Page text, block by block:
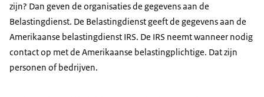
zijn? Dan geven de organisaties de gegevens aan de
Belastingdienst. De Belastingdienst geeft de gegevens aan de
Amerikaanse belastingdienst IRS. De IRS neemt wanneer nodig
contact op met de Amerikaanse belastingplichtige. Dat zijn
personen of bedrijven.